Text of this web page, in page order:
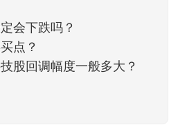
会下跌吗？
点？
股回调幅度一般多大？